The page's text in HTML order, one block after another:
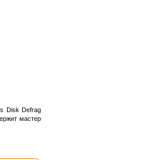
Disk Defrag
мастер